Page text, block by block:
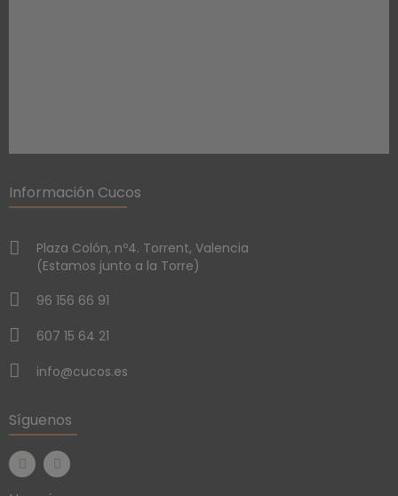
Información Cucos
Plaza Colón, nº4. Torrent, Valencia
(Estamos junto a la Torre)
96 156 66 91
607 15 64 21
info@cucos.es
Síguenos